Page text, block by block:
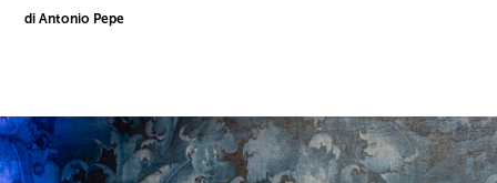
di Antonio Pepe